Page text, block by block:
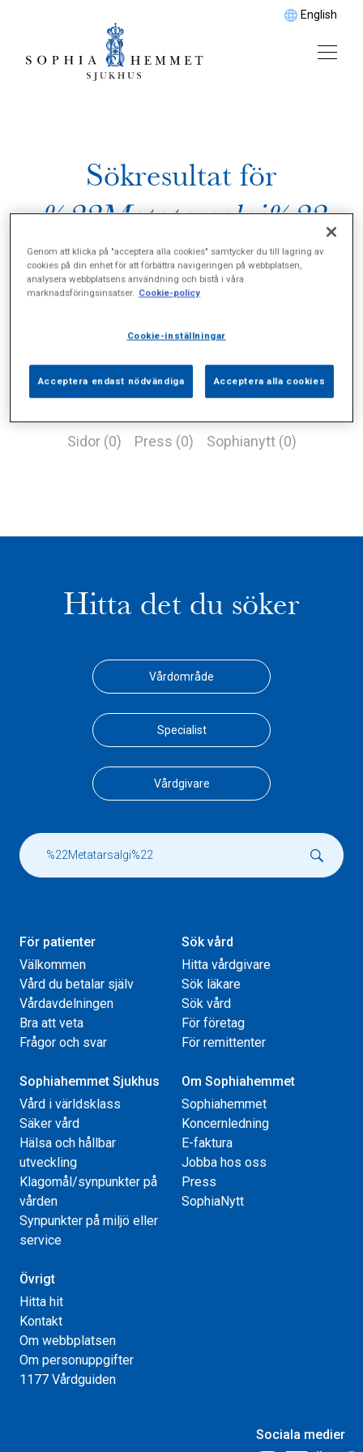
English
Sökresultat för
%22Metatarsalgi%22
Sidor (0) Press (0) Sophianytt (0)
Hitta det du söker
Vårdområde
Specialist
Vårdgivare
För patienter
Välkommen
Vård du betalar själv
Vårdavdelningen
Bra att veta
Frågor och svar
Sök vård
Hitta vårdgivare
Sök läkare
Sök vård
För företag
För remittenter
Sophiahemmet Sjukhus
Vård i världsklass
Säker vård
Hälsa och hållbar
utveckling
Klagomål/synpunkter på
vården
Synpunkter på miljö eller
service
Om Sophiahemmet
Sophiahemmet
Koncernledning
E-faktura
Jobba hos oss
Press
SophiaNytt
Övrigt
Hitta hit
Kontakt
Om webbplatsen
Om personuppgifter
1177 Vårdguiden
Sociala medier
Genom att klicka på "acceptera alla cookies" samtycker du till lagring av
cookies på din enhet för att förbättra navigeringen på webbplatsen,
analysera webbplatsens användning och bistå i våra
marknadsföringsinsatser. Cookie-policy
Cookie-inställningar
Acceptera endast nödvändiga Acceptera alla cookies